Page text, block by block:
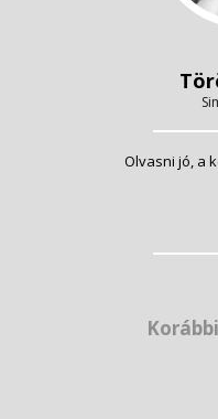
Olvasni jó, a